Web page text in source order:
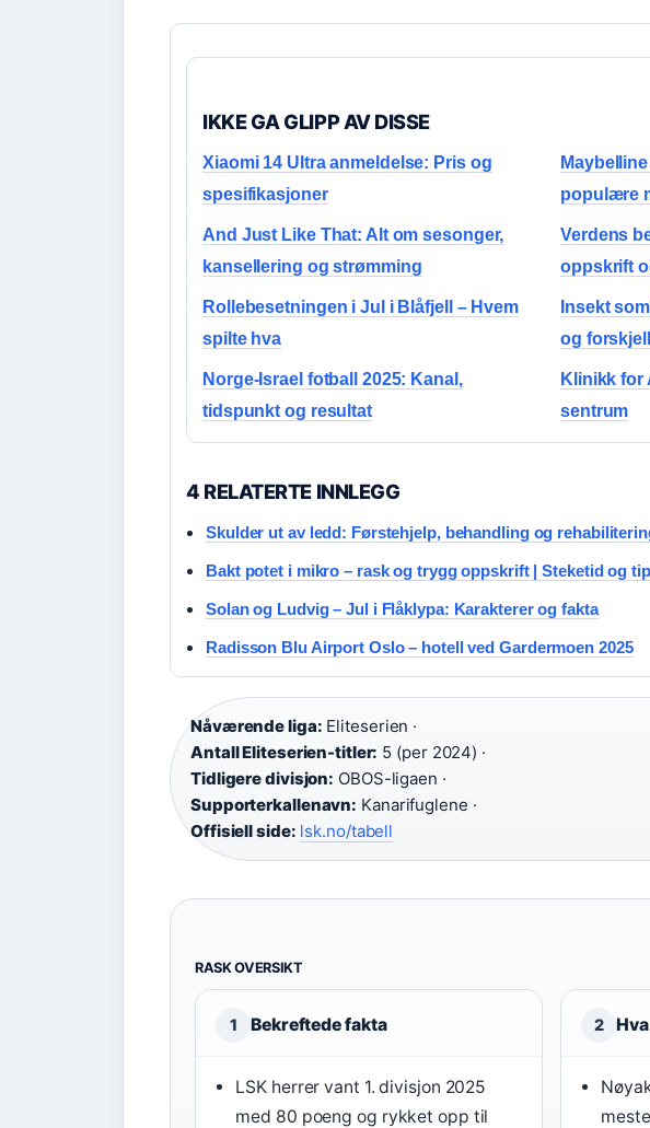
IKKE GA GLIPP AV DISSE
Xiaomi 14 Ultra anmeldelse: Pris og
spesifikasjoner
populære
And Just Like That: Alt om sesonger,
kansellering og strømming
Verdens
oppskrift
Rollebesetningen i Jul i Blåfjell – Hvem
spilte hva
Insekt
og
Norge-Israel fotball 2025: Kanal,
tidspunkt og resultat
Klinikk for
sentrum
4 RELATERTE INNLEGG
Skulder ut av ledd: Førstehjelp, behandling og
Bakt potet i mikro – rask og trygg oppskrift | Steketid og
Solan og Ludvig – Jul i Flåklypa: Karakterer og fakta
Radisson Blu Airport Oslo – hotell ved Gardermoen 2025
Nåværende liga: Eliteserien ·
Antall Eliteserien-titler: 5 (per 2024) ·
Tidligere divisjon: OBOS-ligaen ·
Supporterkallenavn: Kanarifuglene ·
Offisiell side: lsk.no/tabell
RASK OVERSIKT
1 Bekreftede fakta
LSK herrer vant 1. divisjon 2025
med 80 poeng og rykket opp til
2